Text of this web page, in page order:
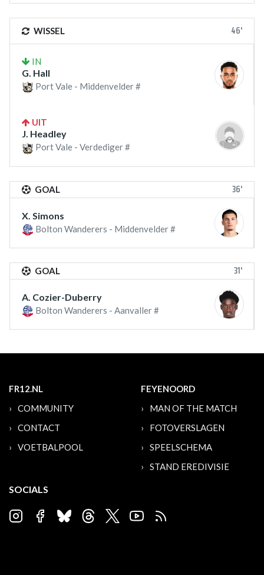
WISSEL 46'
IN
G. Hall
Port Vale - Middenvelder #
UIT
J. Headley
Port Vale - Verdediger #
GOAL 36'
X. Simons
Bolton Wanderers - Middenvelder #
GOAL 31'
A. Cozier-Duberry
Bolton Wanderers - Aanvaller #
FR12.NL
COMMUNITY
CONTACT
VOETBALPOOL
FEYENOORD
MAN OF THE MATCH
FOTOVERSLAGEN
SPEELSCHEMA
STAND EREDIVISIE
SOCIALS